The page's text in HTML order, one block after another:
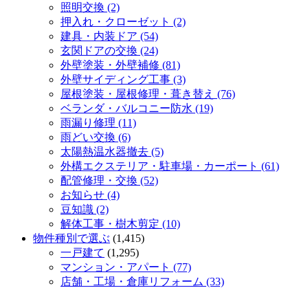
照明交換 (2)
押入れ・クローゼット (2)
建具・内装ドア (54)
玄関ドアの交換 (24)
外壁塗装・外壁補修 (81)
外壁サイディング工事 (3)
屋根塗装・屋根修理・葺き替え (76)
ベランダ・バルコニー防水 (19)
雨漏り修理 (11)
雨どい交換 (6)
太陽熱温水器撤去 (5)
外構エクステリア・駐車場・カーポート (61)
配管修理・交換 (52)
お知らせ (4)
豆知識 (2)
解体工事・樹木剪定 (10)
物件種別で選ぶ (1,415)
一戸建て (1,295)
マンション・アパート (77)
店舗・工場・倉庫リフォーム (33)